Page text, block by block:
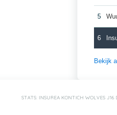
5
6
Bekijk
STATS: INSUREA KONTICH WOLVES J16